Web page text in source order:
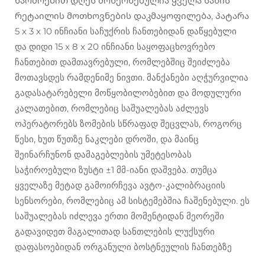
რეტაილის მოთხოვნების დაკმაყოფილება, პატარა
5 x 3 x 10 ინჩიანი საჩუქრის ჩანთებიდან დაწყებული
და დიდი 15 x 8 x 20 ინჩიანი საყოფაცხოვრებო
ჩანთებით დამთავრებული, რომლებშიც შეიძლება
მოთავსდეს რამდენიმე ნივთი. მანქანები აღჭურვილია
გადასატარებელი მოწყობილობებით და მოდულური
კალათებით, რომლებიც საშუალებას აძლევს
ოპერატორებს ზომების სწრაფად შეცვლას, როგორც
წესი, ხუთ წუთზე ნაკლები დროში, და მაინც
შეინარჩუნონ დამაგებლების უმეტესობას
საჭიროებული ზუსტი ±1 მმ-იანი დაშვება. თუმცა
ყველაზე მეტად გამოირჩევა ავტო-კალიბრაციის
სენსორები, რომლებიც ამ სისტემებშია ჩაშენებული. ეს
საშუალებას იძლევა ერთი მომენტიდან მეორეში
გადავიდეთ მაგალითად სანთლების ლუქსური
დაფასოებიდან ორგანული ბოსტნეულის ჩანთებზე